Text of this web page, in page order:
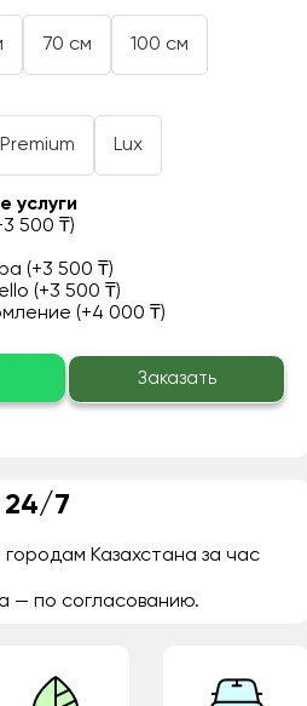
70 см 100 см
Premium Lux
услуги
500 ₸)
(+3 500 ₸)
(+3 500 ₸)
(+4 000 ₸)
Заказать
24/7
Казахстана за час
— по согласованию.